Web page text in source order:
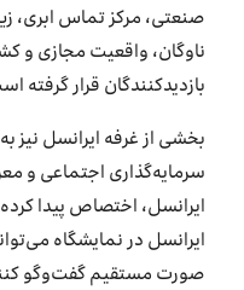
صنعتی، مرکز تماس ابری،
ناوگان، واقعیت مجازی و
بازدیدکنندگان قرار گرفته
بخشی از غرفه ایرانسل نیز
سرمایه‌گذاری اجتماعی و
ایرانسل، اختصاص پیدا
ایرانسل در نمایشگاه
صورت مستقیم گفت‌وگو